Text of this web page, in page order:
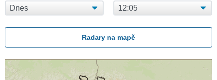
Radary na mapě